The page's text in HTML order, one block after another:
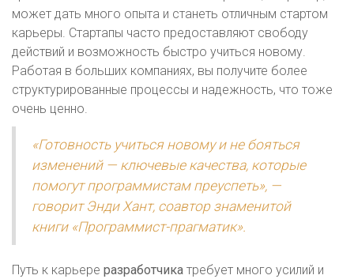
может дать много опыта и станеть отличным стартом
карьеры. Стартапы часто предоставляют свободу
действий и возможность быстро учиться новому.
Работая в больших компаниях, вы получите более
структурированные процессы и надежность, что тоже
очень ценно.
«Готовность учиться новому и не бояться
изменений — ключевые качества, которые
помогут программистам преуспеть», —
говорит Энди Хант, соавтор знаменитой
книги «Программист-прагматик».
Путь к карьере разработчика требует много усилий и